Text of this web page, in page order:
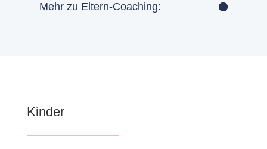
Mehr zu Eltern-Coaching:
Kinder